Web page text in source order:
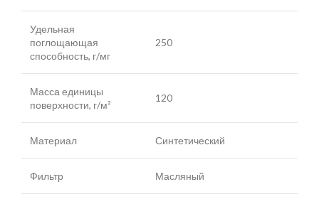
Удельная
поглощающая
способность, г/мг
250
Масса единицы
поверхности, г/м²
120
Материал Синтетический
Фильтр Масляный